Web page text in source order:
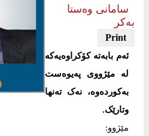
سامانی وەستا
بەکر
ئەم بابەتە کۆکراوەیەکە
لە مێژووی پەیوەست
بەکوردەوە، نەک تەنها
وتارێک.
مێژوو: